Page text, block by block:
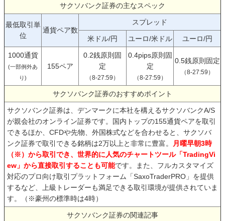
サクソバンク証券の主なスペック
最低取引単
位
通貨ペア数
スプレッド
米ドル/円 ユーロ/米ドル ユーロ/円
1000通貨
(一部例外あ
り)
155ペア
0.2銭原則固
定
（8-27:59）
0.4pips原則固
定
（8-27:59）
0.5銭原則固定
（8-27:59）
サクソバンク証券のおすすめポイント
サクソバンク証券は、デンマークに本社を構えるサクソバンクA/S
が親会社のオンライン証券です。国内トップの155通貨ペアを取引
できるほか、CFDや先物、外国株式などを合わせると、サクソバ
ンク証券で取引できる銘柄は2万以上と非常に豊富。
月曜早朝3時
（※）から取引でき、世界的に人気のチャートツール「TradingVi
ew」から直接取引することも可能です。また、フルカスタマイズ
対応のプロ向け取引プラットフォーム「SaxoTraderPRO」を提供
するなど、上級トレーダーも満足できる取引環境が提供されていま
す。（※豪州の標準時は4時）
サクソバンク証券の関連記事